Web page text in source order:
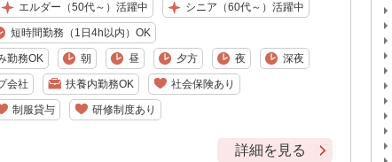
エルダー（50代～）活躍中 シニア（60代～）活躍中
短時間勤務（1日4h以内）OK
勤務OK 朝 昼 夕方 夜 深夜
会社 扶養内勤務OK 社会保険あり
制服貸与 研修制度あり
詳細を見る